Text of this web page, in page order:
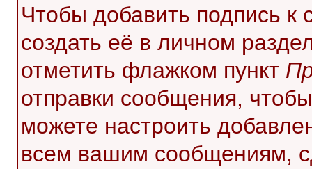
Чтобы добавить подпись
создать её в личном
отметить флажком пункт
отправки сообщения,
можете настроить
всем вашим сообщениям,